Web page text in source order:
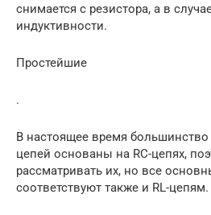
снимается с резистора, а в
индуктивности.
Простейшие
.
В настоящее время
цепей основаны на RC-цепях,
рассматривать их, но все
соответствуют также и RL-цепям.